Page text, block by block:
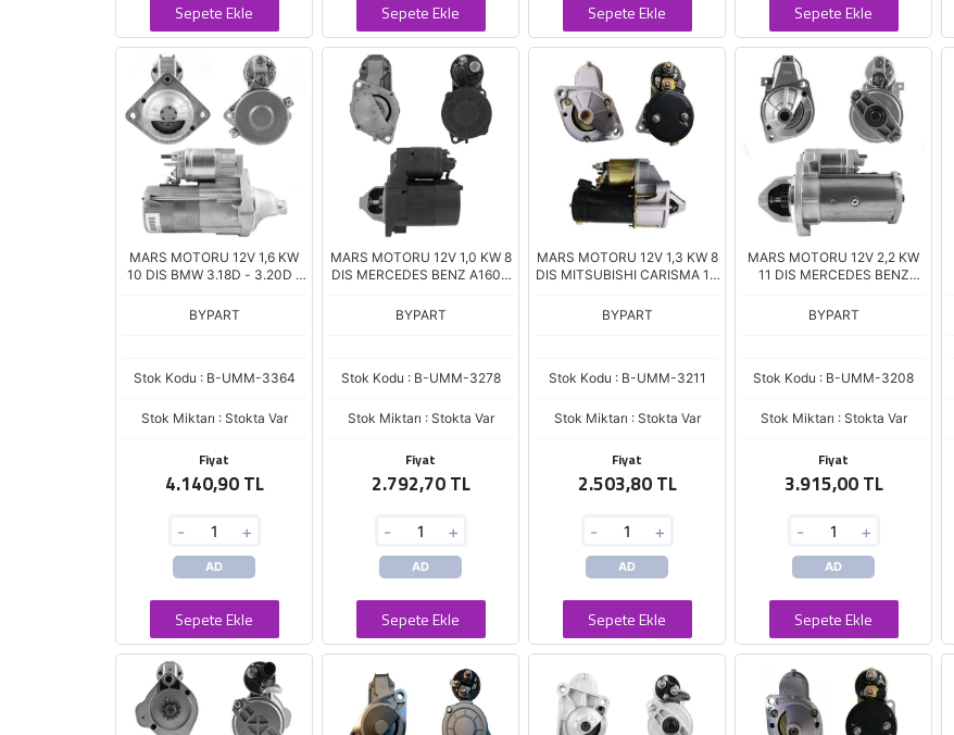
Sepete Ekle Sepete Ekle Sepete Ekle Sepete Ekle
MARS MOTORU 12V 1,6 KW
10 DIS BMW 3.18D - 3.20D -
BYPART
Stok Kodu : B-UMM-3364
Stok Miktarı : Stokta Var
Fiyat
4.140,90 TL
- +
AD
Sepete Ekle
MARS MOTORU 12V 1,0 KW 8
DIS MERCEDES BENZ A160 -
BYPART
Stok Kodu : B-UMM-3278
Stok Miktarı : Stokta Var
Fiyat
2.792,70 TL
- +
AD
Sepete Ekle
MARS MOTORU 12V 1,3 KW 8
DIS MITSUBISHI CARISMA 1.6
BYPART
Stok Kodu : B-UMM-3211
Stok Miktarı : Stokta Var
Fiyat
2.503,80 TL
- +
AD
Sepete Ekle
MARS MOTORU 12V 2,2 KW
11 DIS MERCEDES BENZ
E200 2.2 CDI (D7R19)
BYPART
Stok Kodu : B-UMM-3208
Stok Miktarı : Stokta Var
Fiyat
3.915,00 TL
- +
AD
Sepete Ekle